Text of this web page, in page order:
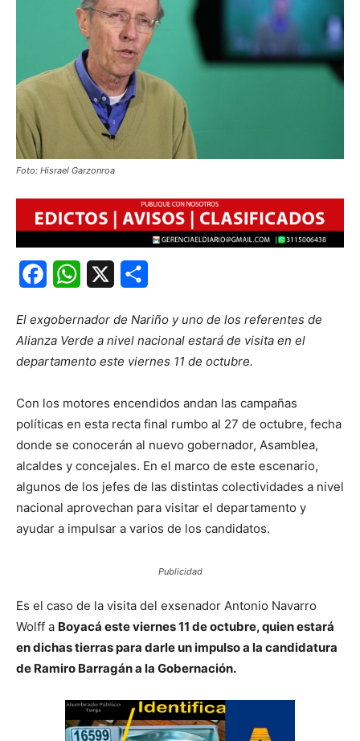
Foto: Hisrael Garzonroa
FacebookWhatsApp
El exgobernador de Nariño y uno de los referentes de
Alianza Verde a nivel nacional estará de visita en el
departamento este viernes 11 de octubre.
Con los motores encendidos andan las campañas
políticas en esta recta final rumbo al 27 de octubre, fecha
donde se conocerán al nuevo gobernador, Asamblea,
alcaldes y concejales. En el marco de este escenario,
algunos de los jefes de las distintas colectividades a nivel
nacional aprovechan para visitar el departamento y
ayudar a impulsar a varios de los candidatos.
Publicidad
Es el caso de la visita del exsenador Antonio Navarro
Wolff a Boyacá este viernes 11 de octubre, quien estará
en dichas tierras para darle un impulso a la candidatura
de Ramiro Barragán a la Gobernación.